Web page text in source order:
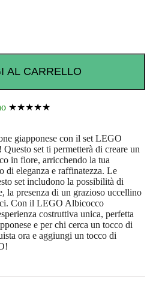
AL CARRELLO
★★★★★
giapponese con il set LEGO
set ti permetterà di creare un
in fiore, arricchendo la tua
di eleganza e raffinatezza. Le
set includono la possibilità di
la presenza di un grazioso uccellino
Con il LEGO Albicocco
costruttiva unica, perfetta
e per chi cerca un tocco di
ora e aggiungi un tocco di